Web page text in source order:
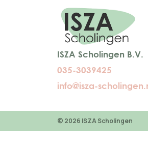
ISZA Scholingen B.V.
035-3039425
info@isza-
© 2026 ISZA Scholingen